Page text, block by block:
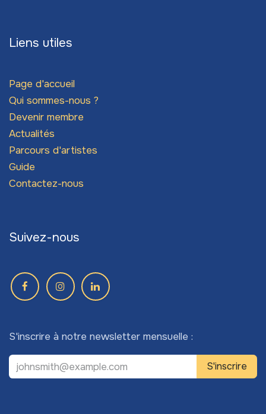
Liens utiles
Page d'accueil
Qui sommes-nous ?
Devenir membre
Actualités
Parcours d'artistes
Guide
Contactez-nous
Suivez-nous
S'inscrire à notre newsletter mensuelle :
S'inscrire